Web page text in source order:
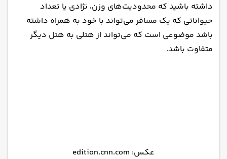
داشته باشید که محدودیت‌های وزن، نژادی یا تعداد
حیواناتی که یک مسافر می‌تواند با خود به همراه داشته
باشد موضوعی است که می‌تواند از هتلی به هتل دیگر
متفاوت باشد.
عکس: edition.cnn.com